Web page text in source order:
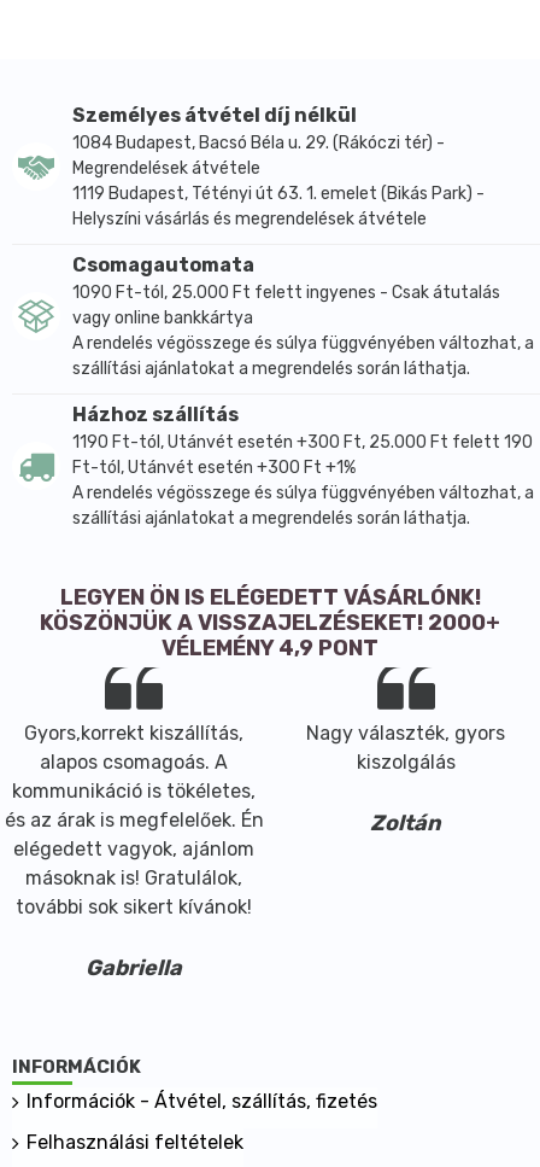
Átlagos tápanyagtartalom 100 g termékben:
Energiatartalom: 1603,61 KJ/ 383,09 Kcal
Zsír: 4,88 g,
-amelyből telített zsírsavak: 0,91 g,
Szénhidrát: 67,72,
-amelyből cukrok: 6,25 g,
Fehérje: 14,19,
Só: 0,02 g.
Összetevők:
arányban (sárgarépa, petrezselyem gyökér és levél,
paradicsompehely, vöröshagyma).
Száraz és hűvős helyen tárolandó.
Személyes átvétel díj nélkül
1084 Budapest, Bacsó Béla u. 29. (Rákóczi tér) -
Megrendelések átvétele
1119 Budapest, Tétényi út 63. 1. emelet (Bikás Park) -
Helyszíni vásárlás és megrendelések átvétele
Csomagautomata
1090 Ft-tól, 25.000 Ft felett ingyenes - Csak átutalás
vagy online bankkártya
A rendelés végösszege és súlya függvényében változhat, a
szállítási ajánlatokat a megrendelés során láthatja.
Házhoz szállítás
1190 Ft-tól, Utánvét esetén +300 Ft, 25.000 Ft felett 190
Ft-tól, Utánvét esetén +300 Ft +1%
A rendelés végösszege és súlya függvényében változhat, a
szállítási ajánlatokat a megrendelés során láthatja.
LEGYEN ÖN IS ELÉGEDETT VÁSÁRLÓNK!
KÖSZÖNJÜK A VISSZAJELZÉSEKET! 2000+
VÉLEMÉNY 4,9 PONT
Gyors,korrekt kiszállítás,
alapos csomagoás. A
kommunikáció is tökéletes,
és az árak is megfelelőek. Én
elégedett vagyok, ajánlom
másoknak is! Gratulálok,
további sok sikert kívánok!
Gabriella
Nagy választék, gyors
kiszolgálás
Zoltán
INFORMÁCIÓK
Információk - Átvétel, szállítás, fizetés
Felhasználási feltételek